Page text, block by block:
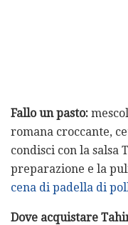
Fallo un pasto:
romana croccante,
condisci con la salsa
preparazione e la
cena di padella di
Dove acquistare